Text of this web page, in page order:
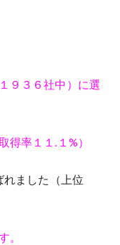
９３６社中）に選
率１１.１%）
ました（上位
。